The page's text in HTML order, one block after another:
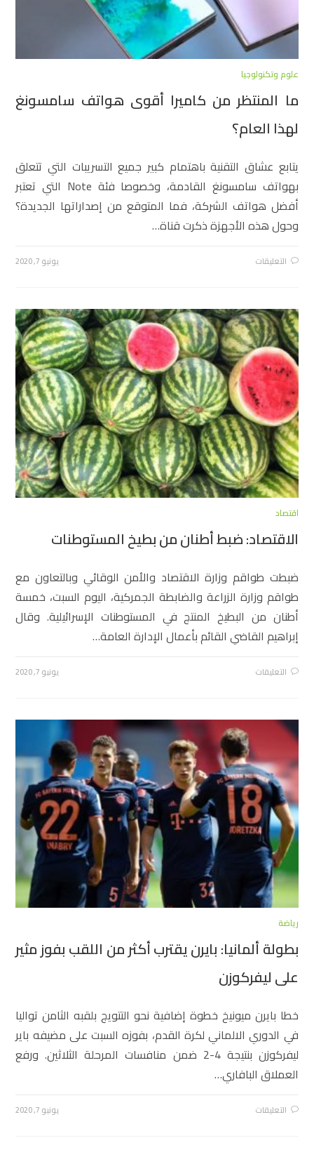
علوم وتكنولوجيا
ما المنتظر من كاميرا أقوى هواتف سامسونغ
لهذا العام؟
يتابع عشاق التقنية باهتمام كبير جميع التسريبات التي تتعلق
بهواتف سامسونغ القادمة، وخصوصا فئة Note التي تعتبر
أفضل هواتف الشركة، فما المتوقع من إصداراتها الجديدة؟
وحول هذه الأجهزة ذكرت قناة…
التعليقات يونيو 7, 2020
اقتصاد
الاقتصاد: ضبط أطنان من بطيخ المستوطنات
ضبطت طواقم وزارة الاقتصاد والأمن الوقائي وبالتعاون مع
طواقم وزارة الزراعة والضابطة الجمركية، اليوم السبت، خمسة
أطنان من البطيخ المنتج في المستوطنات الإسرائيلية. وقال
إبراهيم القاضي القائم بأعمال الإدارة العامة…
التعليقات يونيو 7, 2020
رياضة
بطولة ألمانيا: بايرن يقترب أكثر من اللقب بفوز مثير
على ليفركوزن
خطا بايرن ميونيخ خطوة إضافية نحو التتويج بلقبه الثامن تواليا
في الدوري الالماني لكرة القدم، بفوزه السبت على مضيفه باير
ليفركوزن بنتيجة 4-2 ضمن منافسات المرحلة الثلاثين. ورفع
العملاق البافاري…
التعليقات يونيو 7, 2020